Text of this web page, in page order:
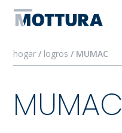
hogar / logros / MUMAC
MUMAC